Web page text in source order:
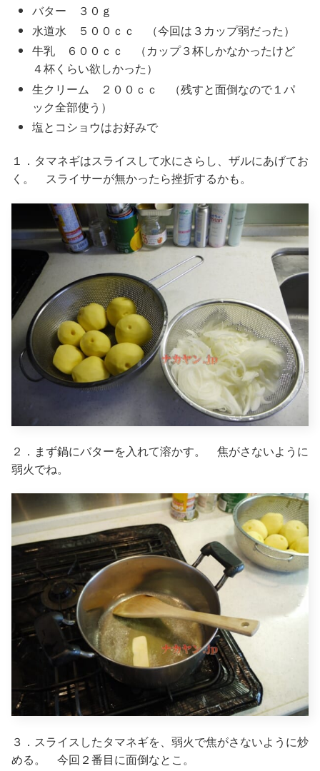
バター ３０ｇ
水道水 ５００ｃｃ （今回は３カップ弱だった）
牛乳 ６００ｃｃ （カップ３杯しかなかったけど
４杯くらい欲しかった）
生クリーム ２００ｃｃ （残すと面倒なので１パ
ック全部使う）
塩とコショウはお好みで
１．タマネギはスライスして水にさらし、ザルにあげてお
く。 スライサーが無かったら挫折するかも。
２．まず鍋にバターを入れて溶かす。 焦がさないように
弱火でね。
３．スライスしたタマネギを、弱火で焦がさないように炒
める。 今回２番目に面倒なとこ。